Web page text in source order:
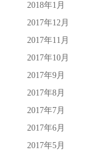
2018年1月
2017年12月
2017年11月
2017年10月
2017年9月
2017年8月
2017年7月
2017年6月
2017年5月